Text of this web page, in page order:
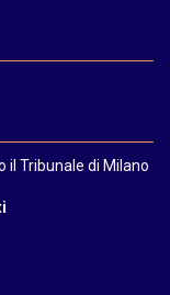
il Tribunale di Milano